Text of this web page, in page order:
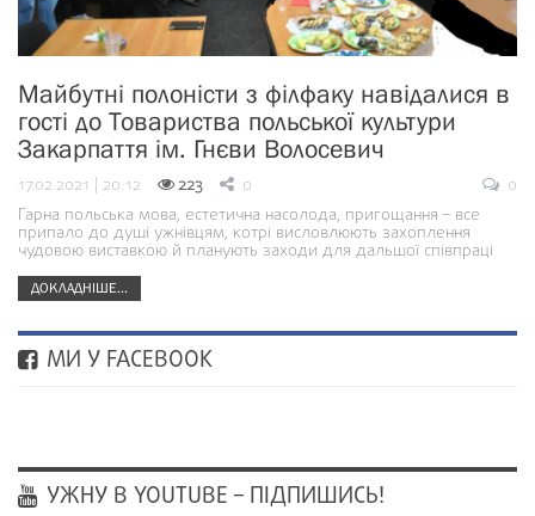
Майбутні полоністи з філфаку навідалися в
гості до Товариства польської культури
Закарпаття ім. Гнєви Волосевич
17.02.2021 | 20:12 223 0
0
Гарна польська мова, естетична насолода, пригощання – все
припало до душі ужнівцям, котрі висловлюють захоплення
чудовою виставкою й планують заходи для дальшої співпраці
ДОКЛАДНІШЕ...
МИ У FACEBOOK
УЖНУ В YOUTUBE – ПІДПИШИСЬ!